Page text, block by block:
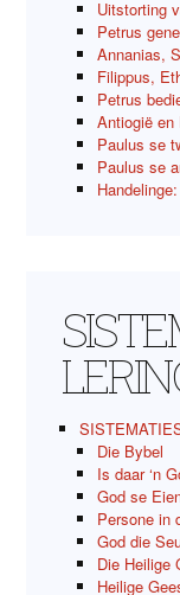
Uitstorting
Petrus
Annanias,
Filippus,
Petrus
Antiogië en
Paulus se
Paulus se
Die Bybel
Is daar ‘n
God se
Persone in
God die
Die Heilige
Heilige